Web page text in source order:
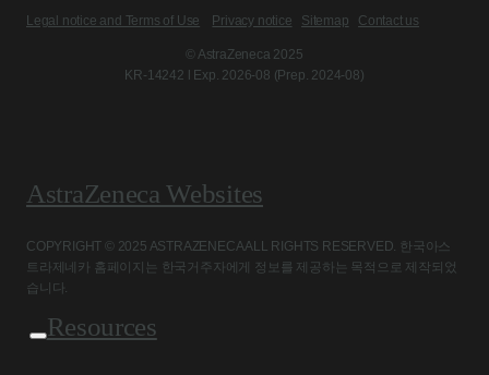
Legal notice and Terms of Use Privacy notice Sitemap Contact us
© AstraZeneca 2025
KR-14242 l Exp. 2026-08 (Prep. 2024-08)
AstraZeneca Websites
COPYRIGHT © 2025 ASTRAZENECA ALL RIGHTS RESERVED. 한국아스
트라제네카 홈페이지는 한국거주자에게 정보를 제공하는 목적으로 제작되었
습니다.
Resources